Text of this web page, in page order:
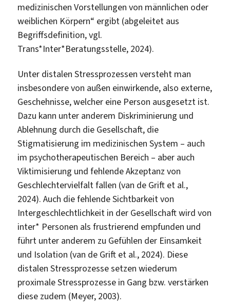
medizinischen Vorstellungen von männlichen oder
weiblichen Körpern“ ergibt (abgeleitet aus
Begriffsdefinition, vgl.
Trans*Inter*Beratungsstelle, 2024).
Unter distalen Stressprozessen versteht man
insbesondere von außen einwirkende, also externe,
Geschehnisse, welcher eine Person ausgesetzt ist.
Dazu kann unter anderem Diskriminierung und
Ablehnung durch die Gesellschaft, die
Stigmatisierung im medizinischen System – auch
im psychotherapeutischen Bereich – aber auch
Viktimisierung und fehlende Akzeptanz von
Geschlechtervielfalt fallen (van de Grift et al.,
2024). Auch die fehlende Sichtbarkeit von
Intergeschlechtlichkeit in der Gesellschaft wird von
inter* Personen als frustrierend empfunden und
führt unter anderem zu Gefühlen der Einsamkeit
und Isolation (van de Grift et al., 2024). Diese
distalen Stressprozesse setzen wiederum
proximale Stressprozesse in Gang bzw. verstärken
diese zudem (Meyer, 2003).